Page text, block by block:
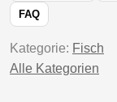
FAQ
Kategorie: Fisch
Alle Kategorien